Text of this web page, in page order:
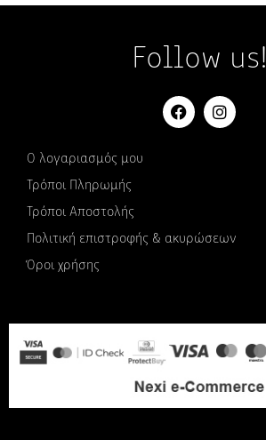
Follow us!
Ο λογαριασμός μου
Τρόποι Πληρωμής
Τρόποι Αποστολής
Πολιτική επιστροφής & ακυρώσεων
Όροι χρήσης